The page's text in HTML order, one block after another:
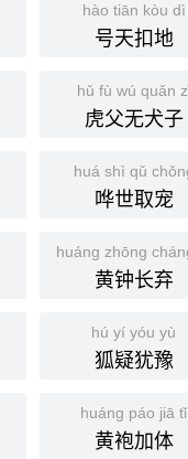
hào tiān kòu dì
号天扣地
hǔ fù wú quǎn
虎父无犬子
huá shì qǔ
哗世取宠
huáng zhōng
黄钟长弃
hú yí yóu yù
狐疑犹豫
huáng páo jiā tǐ
黄袍加体